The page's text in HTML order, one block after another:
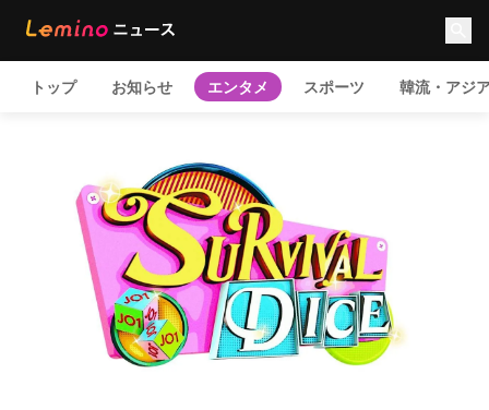
トップ お知らせ エンタメ スポーツ 韓流・アジ